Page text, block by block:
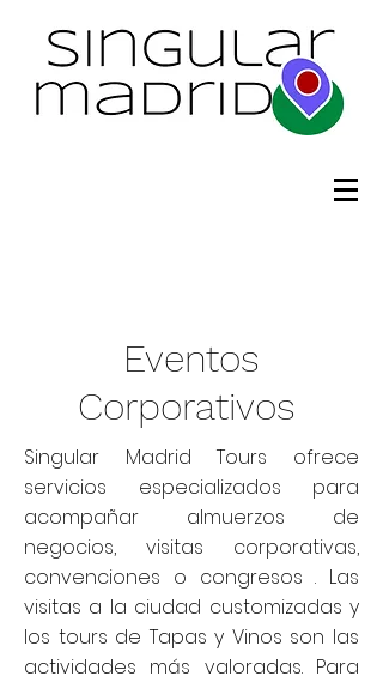
Eventos
Corporativos
Singular Madrid Tours ofrece
servicios especializados para
acompañar almuerzos de
negocios, visitas corporativas,
convenciones o congresos . Las
visitas a la ciudad customizadas y
los tours de Tapas y Vinos son las
actividades más valoradas. Para